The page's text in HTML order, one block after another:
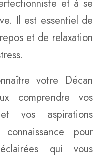
et à se
Il est essentiel de
et de relaxation
votre Décan
comprendre vos
vos aspirations
pour
qui vous